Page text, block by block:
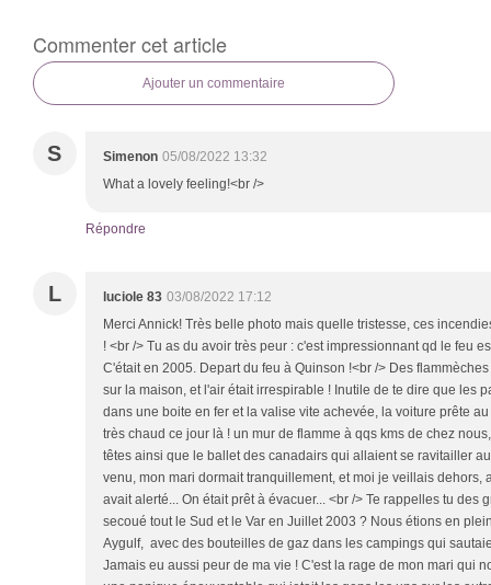
Commenter cet article
Ajouter un commentaire
S Simenon 05/08/2022 13:32
What a lovely feeling!<br />
Répondre
L luciole 83 03/08/2022 17:12
Merci Annick! Très belle photo mais quelle tristesse, ces
! <br /> Tu as du avoir très peur : c'est impressionnant qd le feu
C'était en 2005. Depart du feu à Quinson !<br /> Des
sur la maison, et l'air était irrespirable ! Inutile de te dire que les
dans une boite en fer et la valise vite achevée, la voiture prête
très chaud ce jour là ! un mur de flamme à qqs kms de chez
têtes ainsi que le ballet des canadairs qui allaient se ravitailler
venu, mon mari dormait tranquillement, et moi je veillais dehors,
avait alerté... On était prêt à évacuer... <br /> Te rappelles tu des
secoué tout le Sud et le Var en Juillet 2003 ? Nous étions en
Aygulf, avec des bouteilles de gaz dans les campings qui
Jamais eu aussi peur de ma vie ! C'est la rage de mon mari qui